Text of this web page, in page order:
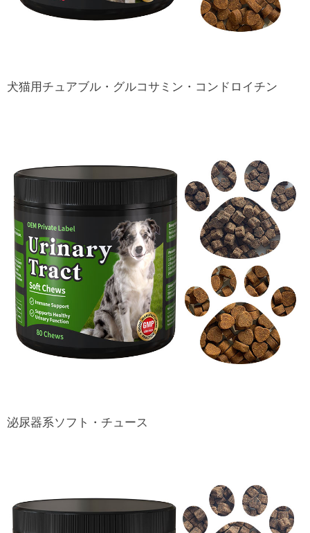
犬猫用チュアブル・グルコサミン・コンドロイチン
泌尿器系ソフト・チュース